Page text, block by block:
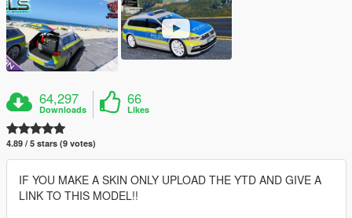
64,297
Downloads
66
Likes
4.89 / 5 stars (9 votes)
IF YOU MAKE A SKIN ONLY UPLOAD THE YTD AND GIVE A
LINK TO THIS MODEL!!